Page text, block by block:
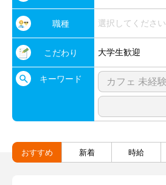
職種 選択してください
こだわり 大学生歓迎
キーワード
おすすめ 新着 時給